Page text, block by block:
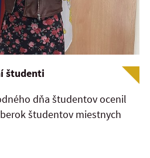
študenti
dňa študentov ocenil
študentov miestnych